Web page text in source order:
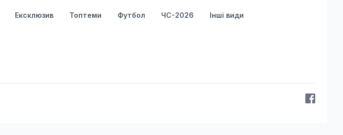
Ексклюзив Топтеми Футбол ЧС-2026 Інші види